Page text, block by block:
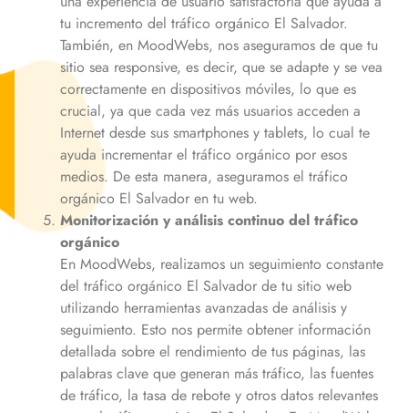
tu incremento del tráfico orgánico El Salvador.
También, en MoodWebs, nos aseguramos de que tu
sitio sea responsive, es decir, que se adapte y se vea
correctamente en dispositivos móviles, lo que es
crucial, ya que cada vez más usuarios acceden a
Internet desde sus smartphones y tablets, lo cual te
ayuda incrementar el tráfico orgánico por esos
medios. De esta manera, aseguramos el tráfico
orgánico El Salvador en tu web.
Monitorización y análisis continuo del tráfico
orgánico
En MoodWebs, realizamos un seguimiento constante
del tráfico orgánico El Salvador de tu sitio web
utilizando herramientas avanzadas de análisis y
seguimiento. Esto nos permite obtener información
detallada sobre el rendimiento de tus páginas, las
palabras clave que generan más tráfico, las fuentes
de tráfico, la tasa de rebote y otros datos relevantes